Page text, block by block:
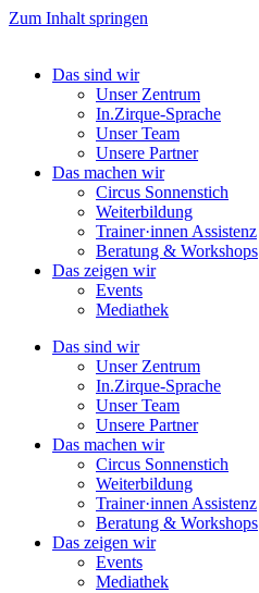
Zum Inhalt springen
Das sind wir
Unser Zentrum
In.Zirque-Sprache
Unser Team
Unsere Partner
Das machen wir
Circus Sonnenstich
Weiterbildung
Trainer·innen Assistenz
Beratung & Workshops
Das zeigen wir
Events
Mediathek
Das sind wir
Unser Zentrum
In.Zirque-Sprache
Unser Team
Unsere Partner
Das machen wir
Circus Sonnenstich
Weiterbildung
Trainer·innen Assistenz
Beratung & Workshops
Das zeigen wir
Events
Mediathek